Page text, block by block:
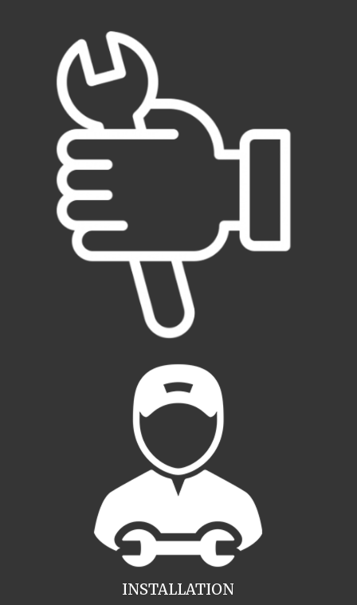
INSTALLATION